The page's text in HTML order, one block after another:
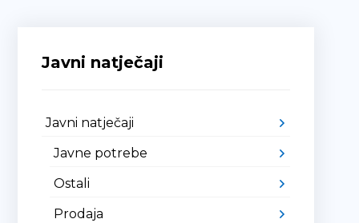
Javni natječaji
Javni natječaji
Javne potrebe
Ostali
Prodaja